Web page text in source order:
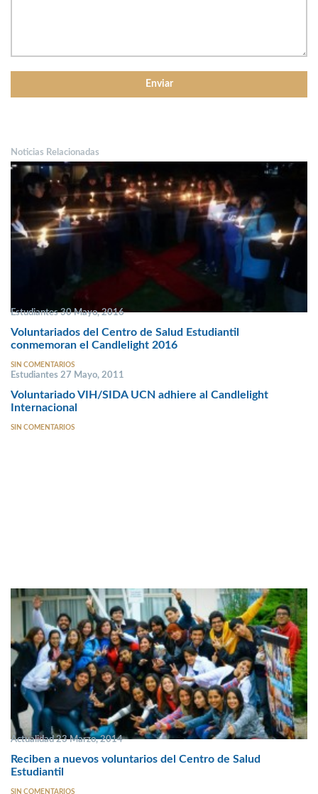
Noticias Relacionadas
Estudiantes 30 Mayo, 2016
Voluntariados del Centro de Salud Estudiantil
conmemoran el Candlelight 2016
SIN COMENTARIOS
Estudiantes 27 Mayo, 2011
Voluntariado VIH/SIDA UCN adhiere al Candlelight
Internacional
SIN COMENTARIOS
Actualidad 23 Marzo, 2014
Reciben a nuevos voluntarios del Centro de Salud
Estudiantil
SIN COMENTARIOS